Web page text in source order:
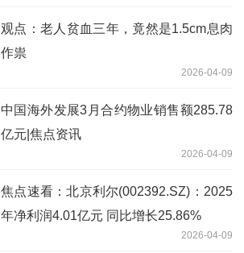
观点：老人贫血三年，竟然是1.5cm息肉
作祟
2026-04-09
中国海外发展3月合约物业销售额285.78
亿元|焦点资讯
2026-04-09
焦点速看：北京利尔(002392.SZ)：2025
年净利润4.01亿元 同比增长25.86%
2026-04-09